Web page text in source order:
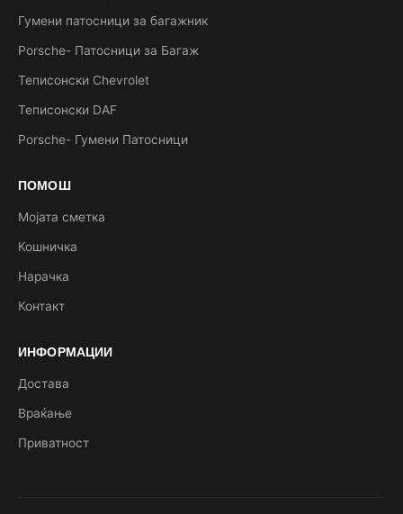
Гумени патосници за багажник
Porsche- Патосници за Багаж
Теписонски Chevrolet
Теписонски DAF
Porsche- Гумени Патосници
ПОМОШ
Мојата сметка
Кошничка
Нарачка
Контакт
ИНФОРМАЦИИ
Достава
Враќање
Приватност